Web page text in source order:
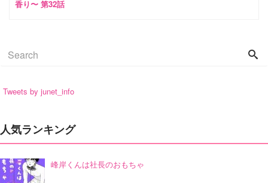
香り〜 第32話
Tweets by junet_info
人気ランキング
峰岸くんは社長のおもちゃ